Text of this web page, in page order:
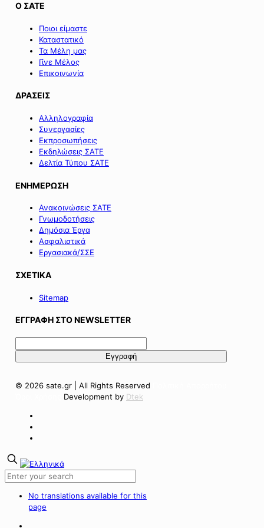
Ο ΣΑΤΕ
Ποιοι είμαστε
Καταστατικό
Τα Μέλη μας
Γίνε Μέλος
Επικοινωνία
ΔΡΑΣΕΙΣ
Αλληλογραφία
Συνεργασίες
Εκπροσωπήσεις
Εκδηλώσεις ΣΑΤΕ
Δελτία Τύπου ΣΑΤΕ
ΕΝΗΜΕΡΩΣΗ
Ανακοινώσεις ΣΑΤΕ
Γνωμοδοτήσεις
Δημόσια Έργα
Ασφαλιστικά
Εργασιακά/ΣΣΕ
ΣΧΕΤΙΚΑ
Sitemap
ΕΓΓΡΑΦΗ ΣΤΟ NEWSLETTER
© 2026 sate.gr | All Rights Reserved
Development by Dtek
No translations available for this
page